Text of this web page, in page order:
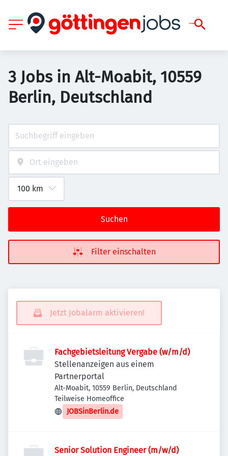
3 Jobs in Alt-Moabit, 10559
Berlin, Deutschland
Suchen
Filter einschalten
Jetzt Jobalarm aktivieren!
Fachgebietsleitung Vergabe (w/m/d)
Stellenanzeigen aus einem
Partnerportal
Alt-Moabit, 10559 Berlin, Deutschland
Teilweise Homeoffice
JOBSinBerlin.de
Senior Solution Engineer (m/w/d)